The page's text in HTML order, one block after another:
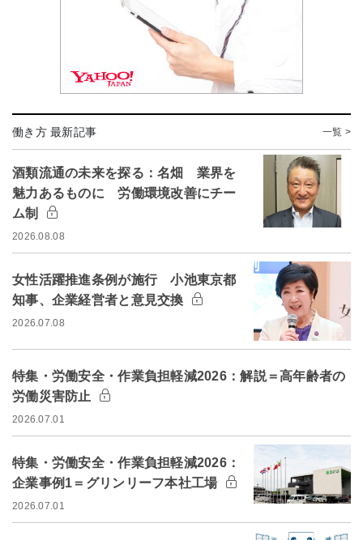
働き方 最新記事 一覧 >
酒類流通の未来を探る：名畑 業界を
魅力あるものに 労働環境改善にチー
ム制
2026.08.08
女性活躍推進条例が施行 小池東京都
知事、企業経営者と意見交換
2026.07.08
特集・労働安全・作業負担軽減2026：解説＝高年齢者の
労働災害防止
2026.07.01
特集・労働安全・作業負担軽減2026：
企業事例1＝グリンリーフ本社工場
2026.07.01